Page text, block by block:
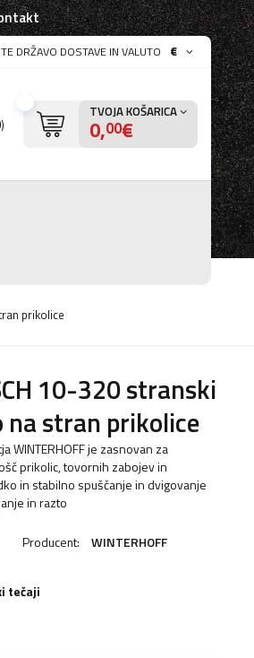
DRŽAVO DOSTAVE IN VALUTO €
TVOJA KOŠARICA
0,00€
prikolice
10-320 stranski
na stran prikolice
WINTERHOFF je zasnovan za
prikolic, tovornih zabojev in
in stabilno spuščanje in dvigovanje
in razto
Producent: WINTERHOFF
tečaji